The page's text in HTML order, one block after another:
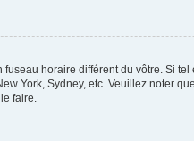
horaire différent du vôtre. Si
York, Sydney, etc. Veuillez noter
faire.